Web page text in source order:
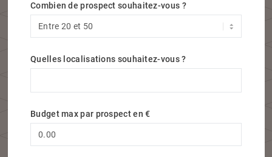
Combien de prospect souhaitez-vous ?
Quelles localisations souhaitez-vous ?
Budget max par prospect en €